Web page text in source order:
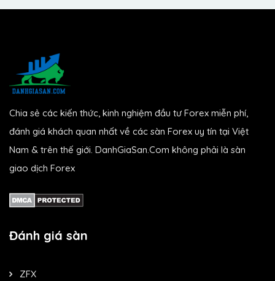
Chia sẻ các kiến thức, kinh nghiệm đầu tư Forex miễn phí,
đánh giá khách quan nhất về các sàn Forex uy tín tại Việt
Nam & trên thế giới. DanhGiaSan.Com không phải là sàn
giao dịch Forex
Đánh giá sàn
ZFX